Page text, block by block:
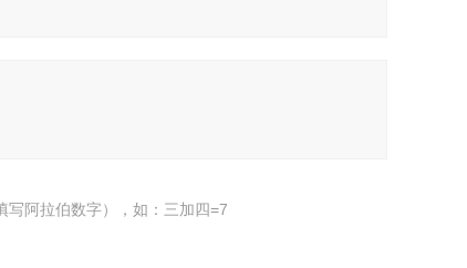
写阿拉伯数字），如：三加四=7